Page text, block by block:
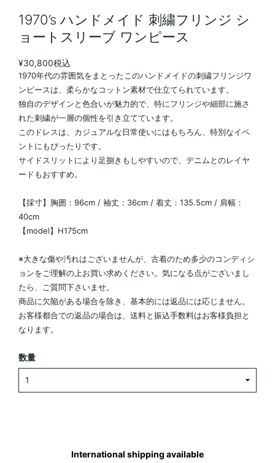
1970’s ハンドメイド 刺繍フリンジ シ
ョートスリーブ ワンピース
¥30,800税込
1970年代の雰囲気をまとったこのハンドメイドの刺繍フリンジワ
ンピースは、柔らかなコットン素材で仕立てられています。
独自のデザインと色合いが魅力的で、特にフリンジや細部に施さ
れた刺繍が一層の個性を引き立てています。
このドレスは、カジュアルな日常使いにはもちろん、特別なイベ
ントにもぴったりです。
サイドスリットにより足捌きもしやすいので、デニムとのレイヤ
ードもおすすめ。
【採寸】胸囲：96cm / 袖丈：36cm / 着丈：135.5cm / 肩幅：
40cm
【model】H175cm
※大きな傷や汚れはございませんが、古着のため多少のコンディシ
ョンをご理解の上お買い求めください。気になる点がございまし
たら、ご質問下さいませ。
商品に欠陥がある場合を除き、基本的には返品には応じません。
お客様都合での返品の場合は、送料と振込手数料はお客様負担と
なります。
数量
International shipping available